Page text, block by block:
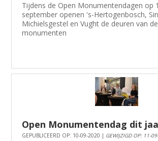
Tijdens de Open Monumentendagen op
september openen 's-Hertogenbosch,
Michielsgestel en Vught de deuren van
monumenten
Open Monumentendag dit
GEPUBLICEERD OP: 10-09-2020 | GEWIJZIGD OP: 11-